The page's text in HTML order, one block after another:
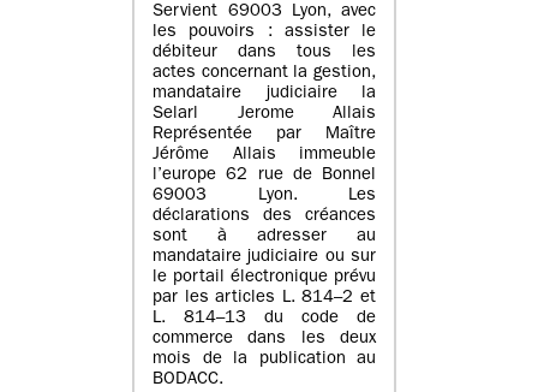
Servient 69003 Lyon, avec
les pouvoirs : assister le
débiteur dans tous les
actes concernant la gestion,
mandataire judiciaire la
Selarl Jerome Allais
Représentée par Maître
Jérôme Allais immeuble
l’europe 62 rue de Bonnel
69003 Lyon. Les
déclarations des créances
sont à adresser au
mandataire judiciaire ou sur
le portail électronique prévu
par les articles L. 814–2 et
L. 814–13 du code de
commerce dans les deux
mois de la publication au
BODACC.